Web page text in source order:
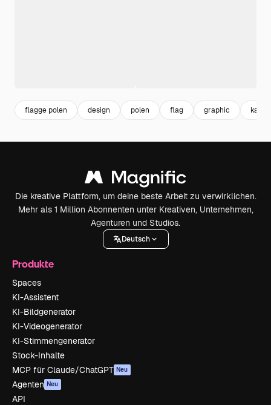
flagge polen design polen flag graphic karte
Die kreative Plattform, um deine beste Arbeit zu verwirklichen.
Mehr als 1 Million Abonnenten unter Kreativen, Unternehmen,
Agenturen und Studios.
Deutsch
Produkte
Spaces
KI-Assistent
KI-Bildgenerator
KI-Videogenerator
KI-Stimmengenerator
Stock-Inhalte
MCP für Claude/ChatGPT Neu
Agenten Neu
API